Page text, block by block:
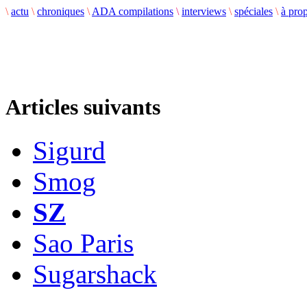
\ actu \ chroniques \ ADA compilations \ interviews \ spéciales \ à
Articles suivants
Sigurd
Smog
SZ
Sao Paris
Sugarshack